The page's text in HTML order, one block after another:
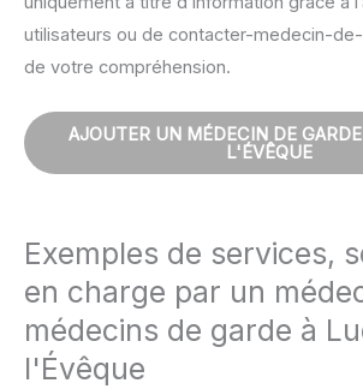
utilisateurs ou de contacter-medecin-
de votre compréhension.
AJOUTER UN MÉDECIN DE
L'ÉVÊQUE
Exemples de services,
en charge par un
médecins de garde à
l'Évêque